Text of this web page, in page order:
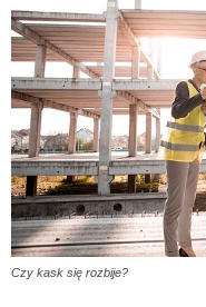
Czy kask się rozbije?